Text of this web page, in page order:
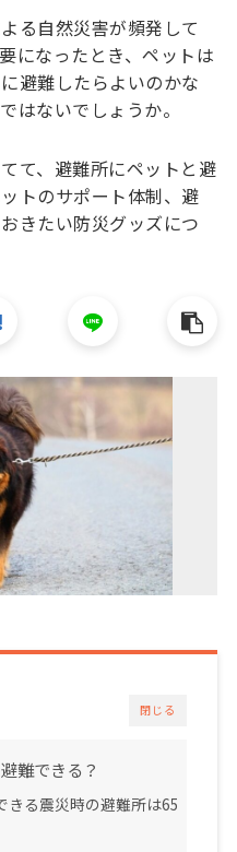
る自然災害が頻発して
になったとき、ペットは
避難したらよいのかな
はないでしょうか。
て、避難所にペットと避
トのサポート体制、避
きたい防災グッズにつ
閉じる
難できる？
きる震災時の避難所は65